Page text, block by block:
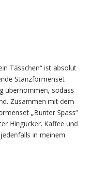
Tässchen“ ist absolut
Stanzformenset
übernommen, sodass
Zusammen mit dem
„Bunter Spass“
Hingucker. Kaffee und
in meinem